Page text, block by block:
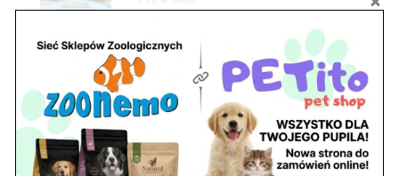
Z Życia Sklepu
Stwórz podwodne arcydzieło: Najpiękniejsze
rośliny akwariowe w ZooNemo – Legionowo i
Nowy Dwór Mazowiecki
Upały wracają! Zadbaj o komfort swojego pupila
z matami chłodzącymi ZooNemo
Petito Pet Shop – Internetowy Sklep Zoologiczny
Online! Wszystko Dla Twojego Pupila | ZooNemo